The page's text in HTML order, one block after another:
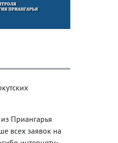
Приангарья
всех заявок на